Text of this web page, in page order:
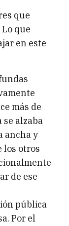
que
que
en este
más de
alzaba
ancha y
los otros
de ese
pública
Por el